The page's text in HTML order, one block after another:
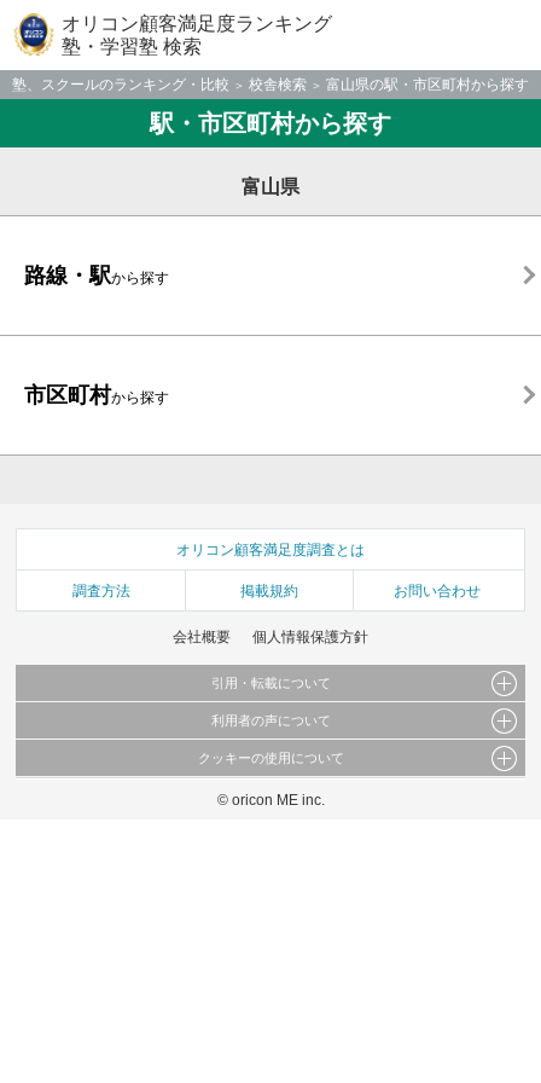
オリコン顧客満足度ランキング
塾・学習塾 検索
塾、スクールのランキング・比較 校舎検索 富山県の駅・市区町村から探す
駅・市区町村から探す
富山県
路線・駅から探す
市区町村から探す
オリコン顧客満足度調査とは
調査方法 掲載規約 お問い合わせ
会社概要 個人情報保護方針
引用・転載について
当サイトで公開されている情報（文字、写真、イラスト、画像データ等）及びこれらの配
これらの情報を権利者の許可なく無断転載・複製などの二次利用を行うことは固く禁じて
利用者の声について
当サイトに掲載している内容はすべてサービスの利用者が提出された見解・感想です。
弊社の見解・ 意見ではないことをご理解いただいた上でご覧ください。
クッキーの使用について
このサイトでは Cookie を使用して、ユーザーに合わせたコンテンツや広告の表示、ソー
© oricon ME inc.